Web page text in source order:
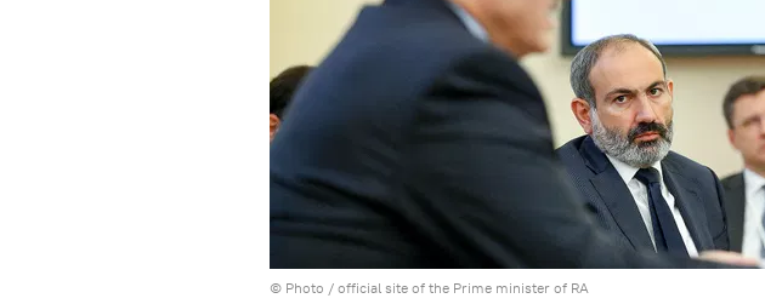
© Photo / official site of the Prime minister of RA